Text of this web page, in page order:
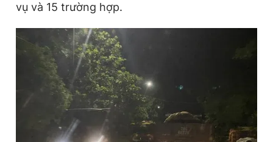
Theo dõi báo trên
0906 645 777
Liên hệ quảng cáo
0908 780 404
Đặt báo Quảng cáo RSS Tòa soạn Chính sách bảo
vụ và 15 trường hợp.